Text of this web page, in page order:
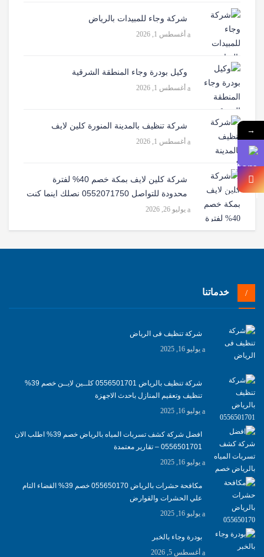
شركة وجاء للمبيدات بالرياض
أغسطس 1, 2026
وكيل بودرة وجاء المنطقة الشرقية
أغسطس 1, 2026
شركة تنظيف بالمدينة المنورة كلين لايف
أغسطس 1, 2026
شركة كلين لايف بمكة خصم 40% لفترة
محدودة للتواصل 0552071750 نصلك اينما كنت
يوليو 26, 2026
خدماتنا
شركة تنظيف فى الرياض
يوليو 16, 2025
شركة تنظيف بالرياض 0556501701 كلــين لايــن خصم 39%
تنظيف وتعقيم المنازل باحدث الاجهزة
يوليو 16, 2025
افضل شركة كشف تسربات المياه بالرياض خصم 39% اطلب الان
0556501701‬‏ – تقارير معتمدة
يوليو 16, 2025
مكافحة حشرات بالرياض 055650170 خصم 39% القضاء التام
علي الحشرات والقوارض
يوليو 16, 2025
بودرة وجاء بالخبر
أغسطس 5, 2026
→